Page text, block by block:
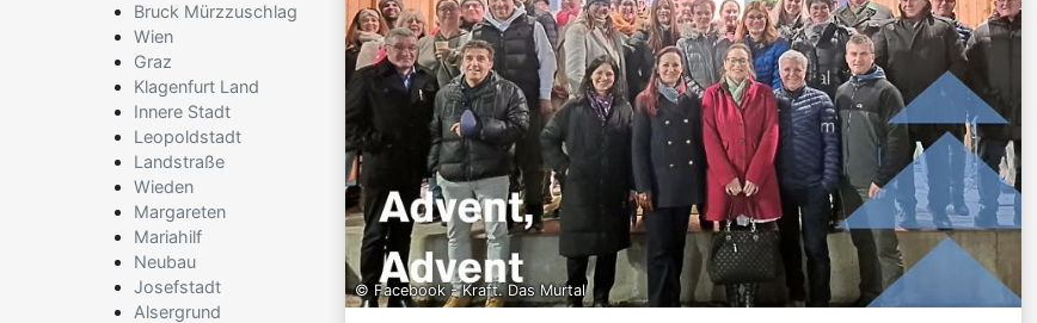
Bruck Mürzzuschlag
Wien
Graz
Klagenfurt Land
Innere Stadt
Leopoldstadt
Landstraße
Wieden
Margareten
Mariahilf
Neubau
Josefstadt
Alsergrund
© Facebook - Kraft. Das Murtal